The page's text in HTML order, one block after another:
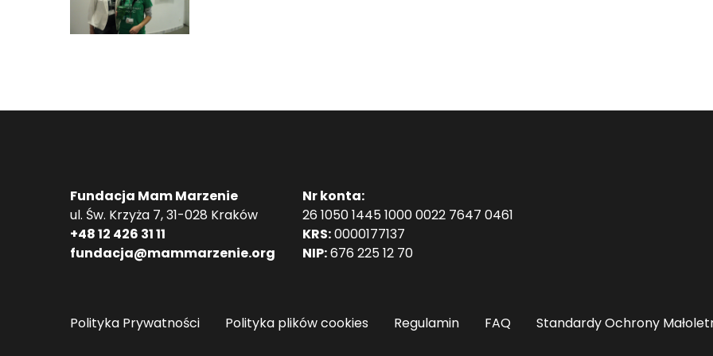
Fundacja Mam Marzenie
ul. Św. Krzyża 7, 31-028 Kraków
+48 12 426 31 11
fundacja@mammarzenie.org
Nr konta:
26 1050 1445 1000 0022 7647 0461
KRS:0000177137
NIP:676 225 12 70
Polityka Prywatności Polityka plików cookies Regulamin FAQ Standardy Ochrony